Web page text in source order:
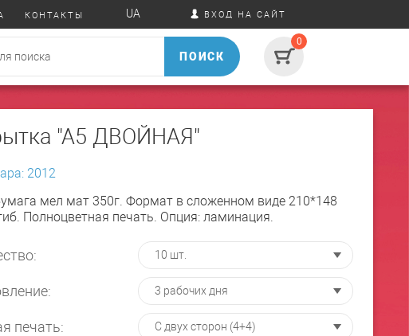
КОНТАКТЫ UA ВХОД НА САЙТ
ПОИСК
0
"А5 ДВОЙНАЯ"
2012
мел мат 350г. Формат в сложенном виде 210*148
Полноцветная печать. Опция: ламинация.
печать: